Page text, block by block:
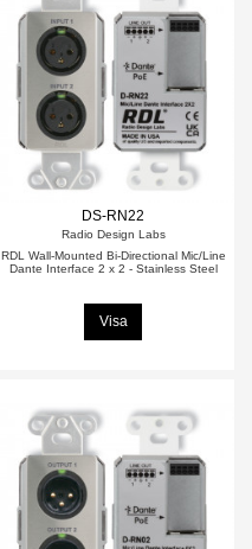
DS-RN22
Radio Design Labs
RDL Wall-Mounted Bi-Directional Mic/Line
Dante Interface 2 x 2 - Stainless Steel
Visa